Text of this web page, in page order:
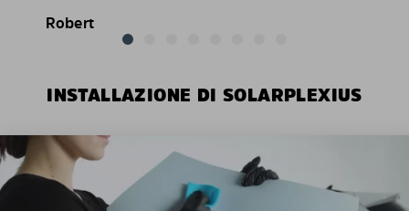
Robert
INSTALLAZIONE DI SOLARPLEXIUS